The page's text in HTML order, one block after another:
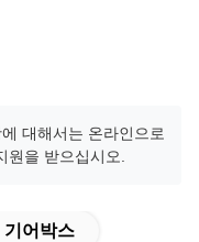
대해서는 온라인으로
원을 받으십시오.
기어박스